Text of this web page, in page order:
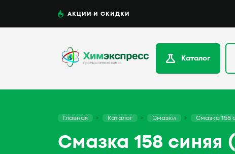
АКЦИИ И СКИДКИ
Каталог
Главная Каталог Смазки Смазка 158
Смазка 158 синяя